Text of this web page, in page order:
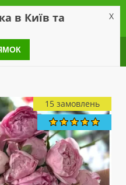
15 замовлень
в Київ та X